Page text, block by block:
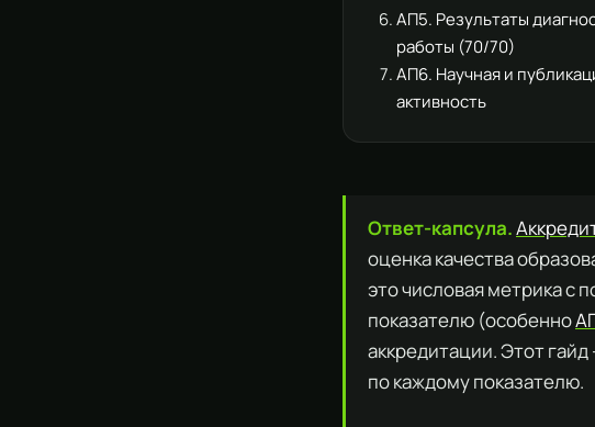
АП5. Результаты
работы (70/70)
АП6. Научная и
активность
Ответ-капсула.
оценка качества
это числовая метрика с
показателю (особенно
аккредитации. Этот
по каждому показателю.